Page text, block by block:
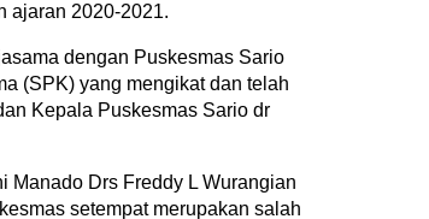
ajaran 2020-2021.
dengan Puskesmas Sario
(SPK) yang mengikat dan telah
Kepala Puskesmas Sario dr
Manado Drs Freddy L Wurangian
setempat merupakan salah